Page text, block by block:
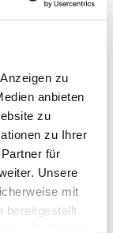
zu
anbieten
zu
zu Ihrer
für
Unsere
mit
bereitgestellt